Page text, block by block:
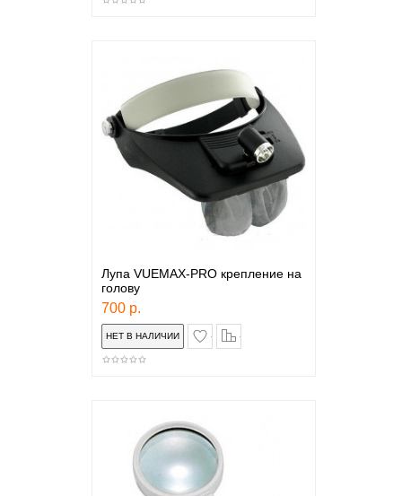
Лупа VUEMAX-PRO крепление на
голову
700 р.
в закладки